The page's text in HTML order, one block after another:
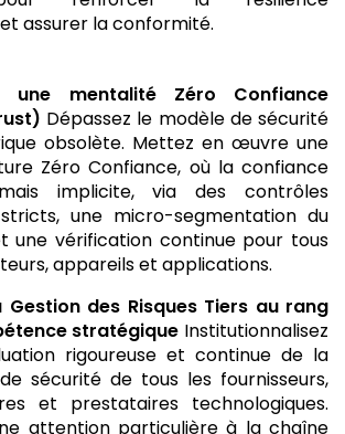
assurer la conformité.
une mentalité Zéro Confiance
Dépassez le modèle de sécurité
obsolète. Mettez en œuvre une
Zéro Confiance, où la confiance
implicite, via des contrôles
une micro-segmentation du
une vérification continue pour tous
appareils et applications.
Gestion des Risques Tiers au rang
stratégique Institutionnalisez
rigoureuse et continue de la
sécurité de tous les fournisseurs,
et prestataires technologiques.
attention particulière à la chaîne